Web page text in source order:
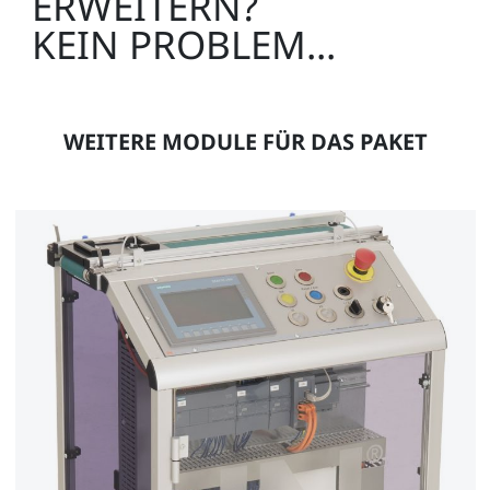
Werkstück Bolzen Aluminium
Werkstück Bolzen Kunststoff rot
LM9528
KEIN PROBLEM...
WEITERE MODULE FÜR DAS PAKET